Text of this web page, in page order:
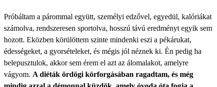
Próbáltam a párommal együtt, személyi edzővel, egyedül, kalóriákat
számolva, rendszeresen sportolva, hosszú távú eredményt egyik sem
hozott. Eközben körülöttem szinte mindenki eszi a pékárukat,
édességeket, a gyorsételeket, és mégis jól néznek ki. Én pedig ha
belepusztulok, akkor sem érem el azt az álomalakot, amelyre
vágyom. A diéták ördögi körforgásában ragadtam, és még